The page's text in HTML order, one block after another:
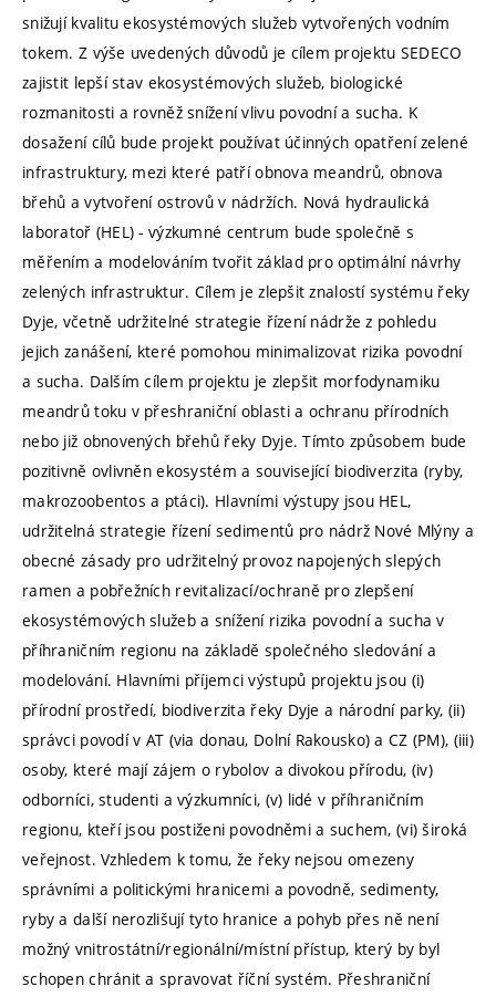
snižují kvalitu ekosystémových služeb vytvořených vodním
tokem. Z výše uvedených důvodů je cílem projektu SEDECO
zajistit lepší stav ekosystémových služeb, biologické
rozmanitosti a rovněž snížení vlivu povodní a sucha. K
dosažení cílů bude projekt používat účinných opatření zelené
infrastruktury, mezi které patří obnova meandrů, obnova
břehů a vytvoření ostrovů v nádržích. Nová hydraulická
laboratoř (HEL) - výzkumné centrum bude společně s
měřením a modelováním tvořit základ pro optimální návrhy
zelených infrastruktur. Cílem je zlepšit znalostí systému řeky
Dyje, včetně udržitelné strategie řízení nádrže z pohledu
jejich zanášení, které pomohou minimalizovat rizika povodní
a sucha. Dalším cílem projektu je zlepšit morfodynamiku
meandrů toku v přeshraniční oblasti a ochranu přírodních
nebo již obnovených břehů řeky Dyje. Tímto způsobem bude
pozitivně ovlivněn ekosystém a související biodiverzita (ryby,
makrozoobentos a ptáci). Hlavními výstupy jsou HEL,
udržitelná strategie řízení sedimentů pro nádrž Nové Mlýny a
obecné zásady pro udržitelný provoz napojených slepých
ramen a pobřežních revitalizací/ochraně pro zlepšení
ekosystémových služeb a snížení rizika povodní a sucha v
příhraničním regionu na základě společného sledování a
modelování. Hlavními příjemci výstupů projektu jsou (i)
přírodní prostředí, biodiverzita řeky Dyje a národní parky, (ii)
správci povodí v AT (via donau, Dolní Rakousko) a CZ (PM), (iii)
osoby, které mají zájem o rybolov a divokou přírodu, (iv)
odborníci, studenti a výzkumníci, (v) lidé v příhraničním
regionu, kteří jsou postiženi povodněmi a suchem, (vi) široká
veřejnost. Vzhledem k tomu, že řeky nejsou omezeny
správními a politickými hranicemi a povodně, sedimenty,
ryby a další nerozlišují tyto hranice a pohyb přes ně není
možný vnitrostátní/regionální/místní přístup, který by byl
schopen chránit a spravovat říční systém. Přeshraniční